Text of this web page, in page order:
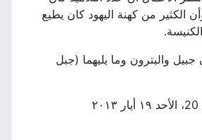
الكثير من كهنة اليهود كان يطيع
والبترون وما يليهما (جبل